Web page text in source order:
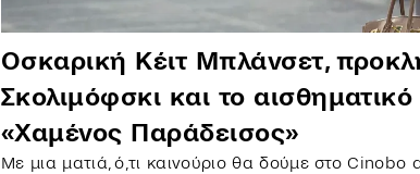
Οσκαρική Κέιτ Μπλάνσετ,
Σκολιμόφσκι και το
«Χαμένος Παράδεισος»
Με μια ματιά, ό,τι καινούριο θα δούμε στο